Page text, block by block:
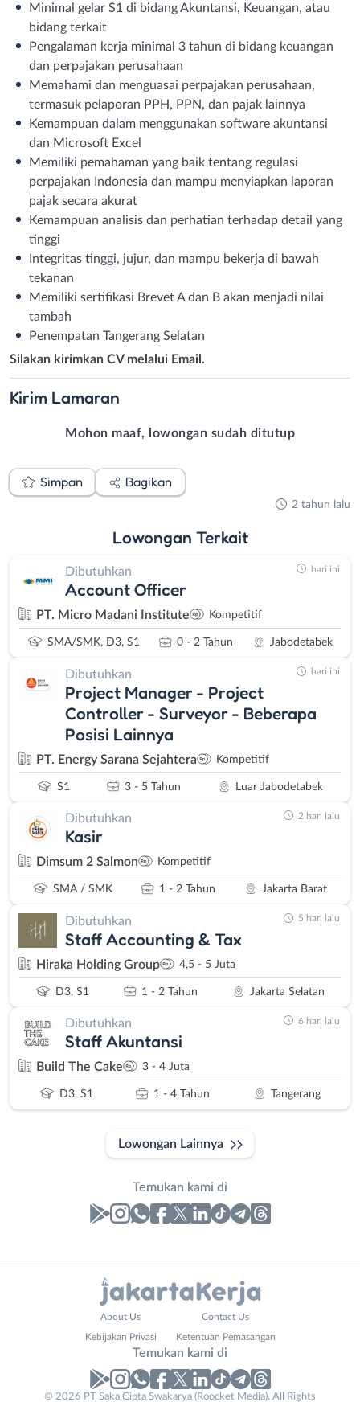
Minimal gelar S1 di bidang Akuntansi, Keuangan, atau
bidang terkait
Pengalaman kerja minimal 3 tahun di bidang keuangan
dan perpajakan perusahaan
Memahami dan menguasai perpajakan perusahaan,
termasuk pelaporan PPH, PPN, dan pajak lainnya
Kemampuan dalam menggunakan software akuntansi
dan Microsoft Excel
Memiliki pemahaman yang baik tentang regulasi
perpajakan Indonesia dan mampu menyiapkan laporan
pajak secara akurat
Kemampuan analisis dan perhatian terhadap detail yang
tinggi
Integritas tinggi, jujur, dan mampu bekerja di bawah
tekanan
Memiliki sertifikasi Brevet A dan B akan menjadi nilai
tambah
Penempatan Tangerang Selatan
Silakan kirimkan CV melalui Email.
Kirim Lamaran
Mohon maaf, lowongan sudah ditutup
Simpan Bagikan
2 tahun lalu
Lowongan Terkait
Dibutuhkan
Account Officer
PT. Micro Madani Institute Kompetitif
SMA/SMK, D3, S1 0 - 2 Tahun Jabodetabek
hari ini
Dibutuhkan
Project Manager - Project
Controller - Surveyor - Beberapa
Posisi Lainnya
PT. Energy Sarana Sejahtera Kompetitif
S1 3 - 5 Tahun Luar Jabodetabek
hari ini
Dibutuhkan
Kasir
Dimsum 2 Salmon Kompetitif
SMA / SMK 1 - 2 Tahun Jakarta Barat
2 hari lalu
Dibutuhkan
Staff Accounting & Tax
Hiraka Holding Group 4,5 - 5 Juta
D3, S1 1 - 2 Tahun Jakarta Selatan
5 hari lalu
Dibutuhkan
Staff Akuntansi
Build The Cake 3 - 4 Juta
D3, S1 1 - 4 Tahun Tangerang
6 hari lalu
Lowongan Lainnya
Temukan kami di
About Us Contact Us
Kebijakan Privasi Ketentuan Pemasangan
Temukan kami di
© 2026 PT Saka Cipta Swakarya (Roocket Media). All Rights